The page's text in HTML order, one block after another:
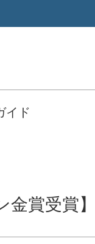
イド
賞受賞】